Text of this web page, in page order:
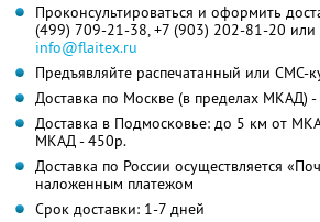
Проконсультироваться и оформить
(499) 709-21-38, +7 (903) 202-81-20 или
info@flaitex.ru
Предъявляйте распечатанный или СМС-
Доставка по Москве (в пределах МКАД)
Доставка в Подмосковье: до 5 км от
МКАД - 450р.
Доставка по России осуществляется
наложенным платежом
Срок доставки: 1-7 дней